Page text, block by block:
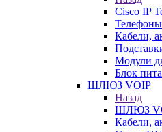
Cisco IP
Телефоны
Кабели,
Модули
Блок
ШЛЮЗ VOIP
Назад
ШЛЮЗ
Кабели,